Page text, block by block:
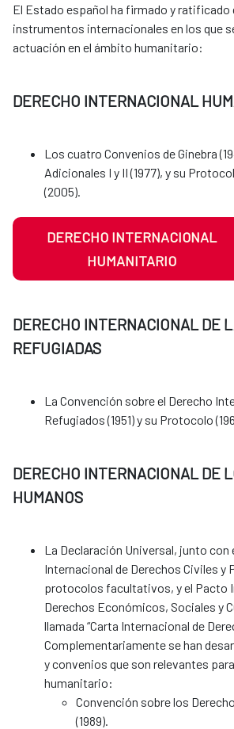
El Estado español ha firmado y ratificado
instrumentos internacionales en los que
actuación en el ámbito humanitario:
DERECHO INTERNACIONAL
Los cuatro Convenios de Ginebra
Adicionales I y II (1977), y su
(2005).
DERECHO INTERNACIONAL
HUMANITARIO
DERECHO INTERNACIONAL DE
REFUGIADAS
La Convención sobre el Derecho
Refugiados (1951) y su Protocolo
DERECHO INTERNACIONAL DE
HUMANOS
La Declaración Universal, junto con
Internacional de Derechos Civiles y
protocolos facultativos, y el Pacto
Derechos Económicos, Sociales y
llamada “Carta Internacional de
Complementariamente se han
y convenios que son relevantes
humanitario:
Convención sobre los
(1989).